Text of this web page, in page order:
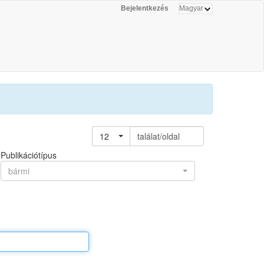
Bejelentkezés
12
találat/oldal
Publikációtípus
bármi